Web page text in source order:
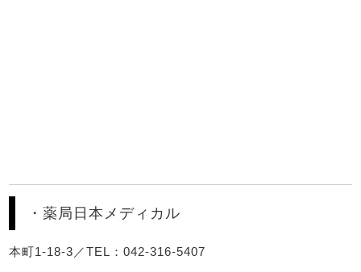
・薬局日本メディカル
本町1-18-3／TEL：042-316-5407